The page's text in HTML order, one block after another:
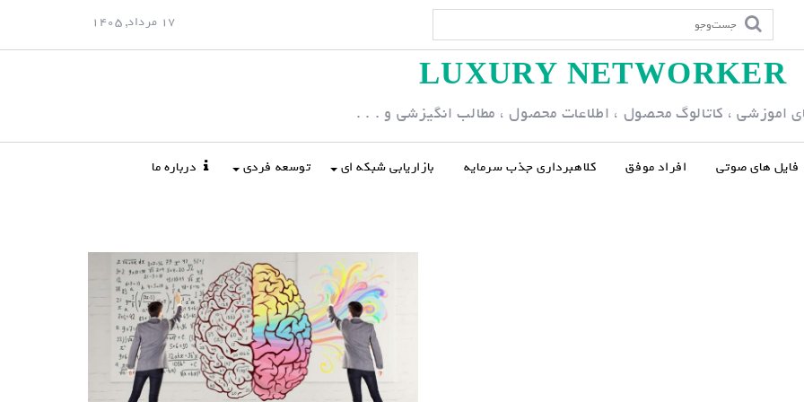
17 مرداد, 1405
LUXURY NETWORKER
اموزشی ، کاتالوگ محصول ، اطلاعات محصول ، مطالب انگیزشی و . . .
فایل های صوتی افراد موفق کلاهبرداری جذب سرمایه بازاریابی شبکه ای توسعه فردی درباره ما